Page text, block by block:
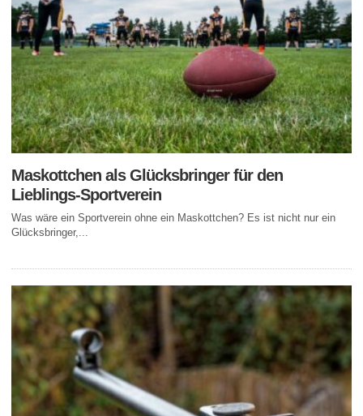
Maskottchen als Glücksbringer für den
Lieblings-Sportverein
Was wäre ein Sportverein ohne ein Maskottchen? Es ist nicht nur ein
Glücksbringer,...